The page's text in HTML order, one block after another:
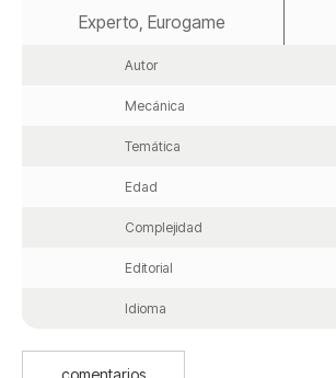
Experto, Eurogame
Autor
Mecánica
Temática
Edad
Complejidad
Editorial
Idioma
comentarios